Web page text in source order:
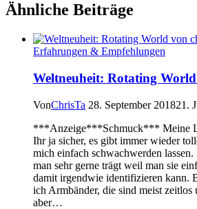
Ähnliche Beiträge
Erfahrungen & Empfehlungen
Weltneuheit: Rotating
VonChrisTa 28. September 201821.
***Anzeige***Schmuck*** Meine
Ihr ja sicher, es gibt immer wieder
mich einfach schwachwerden
man sehr gerne trägt weil man sie
damit irgendwie identifizieren kann.
ich Armbänder, die sind meist zeitlos
aber…